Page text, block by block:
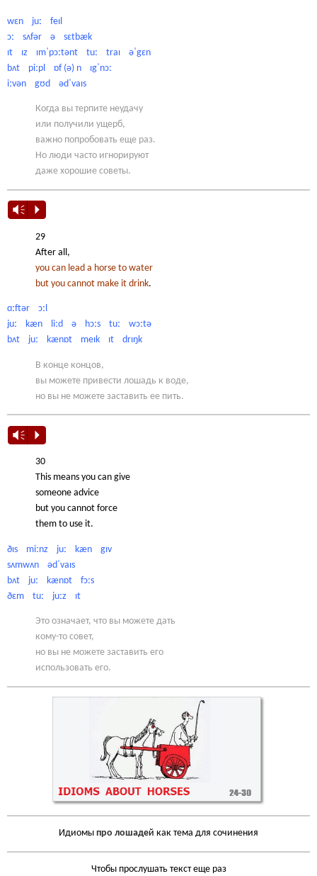
wɛn juː feɪl
ɔː sʌfər ə sɛtbæk
ɪt ɪz ɪmˈpɔːtənt tuː traɪ əˈgɛn
bʌt piːpl ɒf (ə) n ɪgˈnɔː
iːvən gʊd ədˈvaɪs
Когда вы терпите неудачу
или получили ущерб,
важно попробовать еще раз.
Но люди часто игнорируют
даже хорошие советы.
Vm P
29
After all,
you can lead a horse to water
but you cannot make it drink.
ɑːftər ɔːl
juː kæn liːd ə hɔːs tuː wɔːtə
bʌt juː kænɒt meɪk ɪt drɪŋk
В конце концов,
вы можете привести лошадь к воде,
но вы не можете заставить ее пить.
Vm P
30
This means you can give
someone advice
but you cannot force
them to use it.
ðɪs miːnz juː kæn gɪv
sʌmwʌn ədˈvaɪs
bʌt juː kænɒt fɔːs
ðɛm tuː juːz ɪt
Это означает, что вы можете дать
кому-то совет,
но вы не можете заставить его
использовать его.
Идиомы про лошадей как тема для сочинения
Чтобы прослушать текст еще раз